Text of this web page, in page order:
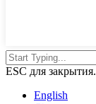
ESC для закрытия.
English